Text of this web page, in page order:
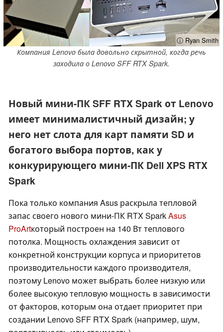
ⓘ Ryan Smith
Компания Lenovo была довольно скрытной, когда речь
заходила о Lenovo SFF RTX Spark.
Новый мини-ПК SFF RTX Spark от Lenovo
имеет минималистичный дизайн; у
него нет слота для карт памяти SD и
богатого выбора портов, как у
конкурирующего мини-ПК Dell XPS RTX
Spark
Пока только компания Asus раскрыла тепловой
запас своего нового мини-ПК RTX SparkAsus
ProArtкоторый построен на 140 Вт теплового
потолка. Мощность охлаждения зависит от
конкретной конструкции корпуса и приоритетов
производительности каждого производителя,
поэтому Lenovo может выбрать более низкую или
более высокую тепловую мощность в зависимости
от факторов, которым она отдает приоритет при
создании Lenovo SFF RTX Spark (например, шум,